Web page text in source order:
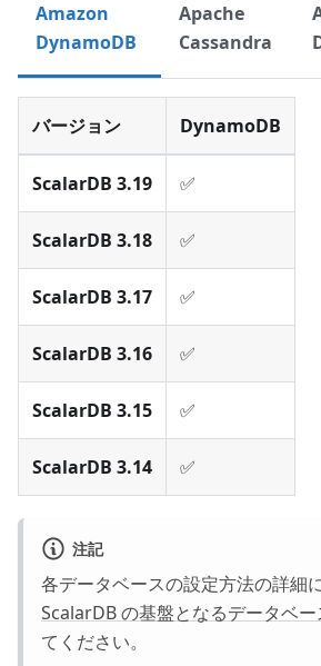
Amazon
DynamoDB
Apache
Cassandra
バージョン DynamoDB
ScalarDB 3.19 ✅
ScalarDB 3.18 ✅
ScalarDB 3.17 ✅
ScalarDB 3.16 ✅
ScalarDB 3.15 ✅
ScalarDB 3.14 ✅
注記
各データベースの設定方法の詳細
ScalarDB の基盤となるデータベ
てください。